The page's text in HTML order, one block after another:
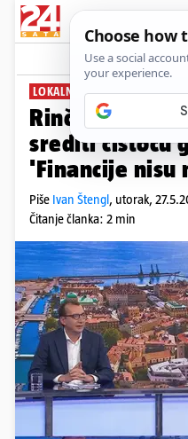
LOKALNI IZBORI 2025.
Rinčić na
srediti čistoću
'Financije
Piše Ivan Štengl, utorak,
Čitanje članka: 2 min